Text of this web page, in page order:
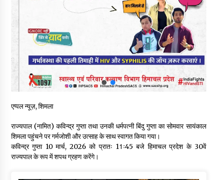
वन विभाग एवं रेड क्रॉस सोसायटी के संयुक्त तत्वावधान में शूराला में वृक्षारोपण
हिमाचल में प्रतिशोध की राजनीति के खिलाफ भाजपा ने शिमला CM आवास
ओकओवर घेराव में किया शक्ति प्रदर्शन
05/08/2026
ऊना में PWD का जेई 8 हजार रुपये रिश्वत लेते गिरफ्तार, ठेकेदार का बिल
पास करने के लिए मांगी थी घूस
05/08/2026
एप्पल न्यूज़, शिमला
राज्यपाल (नामित) कविन्द्र गुप्ता तथा उनकी धर्मपत्नी बिंदु गुप्ता का सोमवार सायंकाल
शिमला पहुंचने पर गर्मजोशी और उत्साह के साथ स्वागत किया गया।
कविन्द्र गुप्ता 10 मार्च, 2026 को प्रातः 11ः45 बजे हिमाचल प्रदेश के 30वें
राज्यपाल के रूप में शपथ ग्रहण करेंगे।